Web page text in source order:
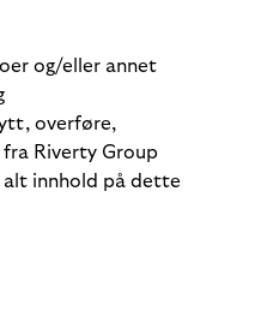
og/eller annet
overføre,
Riverty Group
alt innhold på dette